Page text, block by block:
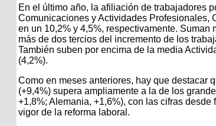
En el último año, la afiliación de trabajadores
Comunicaciones y Actividades Profesionales,
en un 10,2% y 4,5%, respectivamente.
más de dos tercios del incremento de los
También suben por encima de la media
(4,2%).
Como en meses anteriores, hay que destacar
(+9,4%) supera ampliamente a la de los
+1,8%; Alemania, +1,6%), con las cifras
vigor de la reforma laboral.